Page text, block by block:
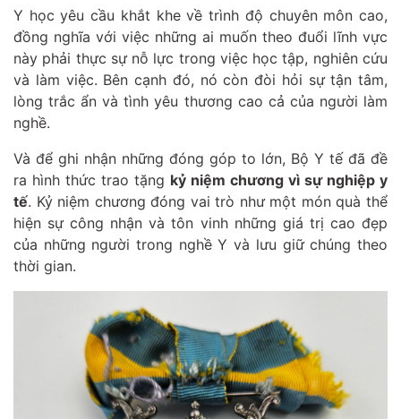
Y học yêu cầu khắt khe về trình độ chuyên môn cao,
đồng nghĩa với việc những ai muốn theo đuổi lĩnh vực
này phải thực sự nỗ lực trong việc học tập, nghiên cứu
và làm việc. Bên cạnh đó, nó còn đòi hỏi sự tận tâm,
lòng trắc ẩn và tình yêu thương cao cả của người làm
nghề.
Và để ghi nhận những đóng góp to lớn, Bộ Y tế đã đề
ra hình thức trao tặng kỷ niệm chương vì sự nghiệp y
tế. Kỷ niệm chương đóng vai trò như một món quà thể
hiện sự công nhận và tôn vinh những giá trị cao đẹp
của những người trong nghề Y và lưu giữ chúng theo
thời gian.